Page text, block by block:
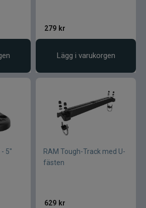
279 kr
Lägg i varukorgen
5"
RAM Tough-Track med U-
fästen
629 kr